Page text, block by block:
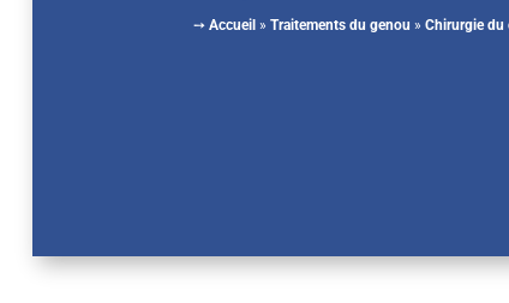
➙Accueil »Traitements du genou »Chirurgie du